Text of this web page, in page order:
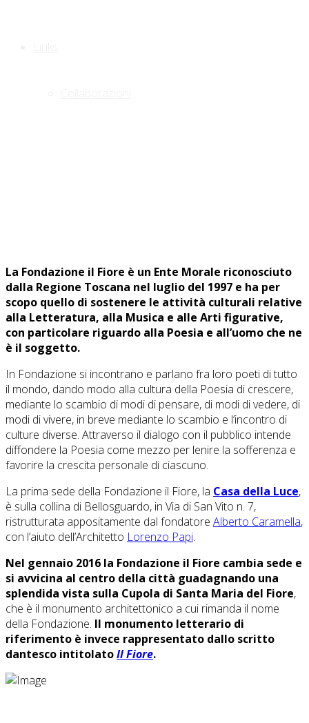
La Fondazione il Fiore è un Ente Morale riconosciuto
dalla Regione Toscana nel luglio del 1997 e ha per
scopo quello di sostenere le attività culturali relative
alla Letteratura, alla Musica e alle Arti figurative,
con particolare riguardo alla Poesia e all’uomo che ne
è il soggetto.
In Fondazione si incontrano e parlano fra loro poeti di tutto
il mondo, dando modo alla cultura della Poesia di crescere,
mediante lo scambio di modi di pensare, di modi di vedere, di
modi di vivere, in breve mediante lo scambio e l’incontro di
culture diverse. Attraverso il dialogo con il pubblico intende
diffondere la Poesia come mezzo per lenire la sofferenza e
favorire la crescita personale di ciascuno.
La prima sede della Fondazione il Fiore, la Casa della Luce,
è sulla collina di Bellosguardo, in Via di San Vito n. 7,
ristrutturata appositamente dal fondatore Alberto Caramella,
con l’aiuto dell’Architetto Lorenzo Papi.
Nel gennaio 2016 la Fondazione il Fiore cambia sede e
si avvicina al centro della città guadagnando una
splendida vista sulla Cupola di Santa Maria del Fiore,
che è il monumento architettonico a cui rimanda il nome
della Fondazione. Il monumento letterario di
riferimento è invece rappresentato dallo scritto
dantesco intitolatoIl Fiore.